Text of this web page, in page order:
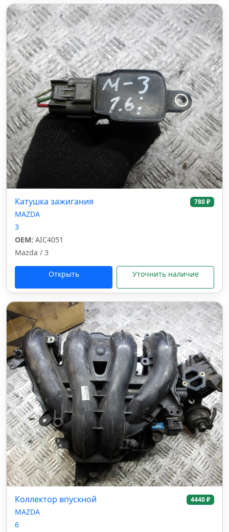
Катушка зажигания 780 ₽
MAZDA
3
OEM: AIC4051
Mazda / 3
Открыть Уточнить наличие
Коллектор впускной 4440 ₽
MAZDA
6